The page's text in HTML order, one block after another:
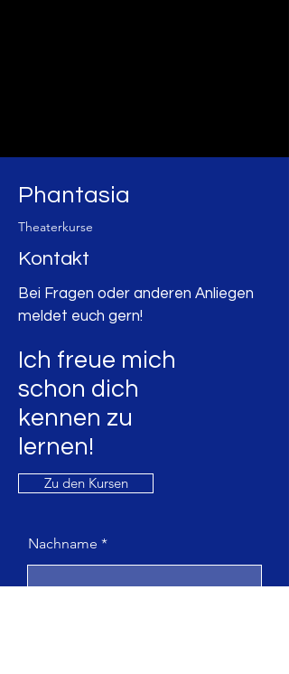
Phantasia
Theaterkurse
Kontakt
Bei Fragen oder anderen Anliegen
meldet euch gern!
Ich freue mich
schon dich
kennen zu
lernen!
Zu den Kursen
Nachname